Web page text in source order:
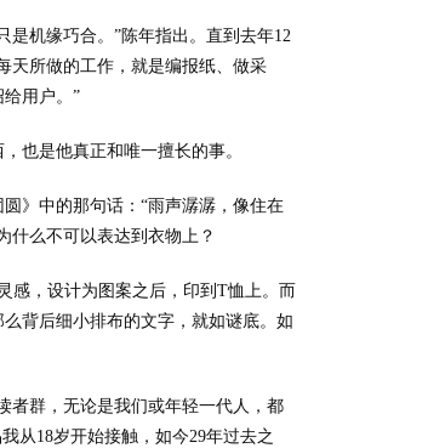
是机缘巧合。”陈年指出。直到去年12
天所做的工作，就是编报纸、做采
用户。”
也是他真正和唯一擅长的事。
》中的那句话：“雨声潺潺，像住在
什么不可以表达到衣物上？
感，设计为图案之后，印到T恤上。而
背后细小排布的文字，就如谜底。如
者群，无论是我们或年轻一代人，都
从18岁开始接触，如今29年过去之